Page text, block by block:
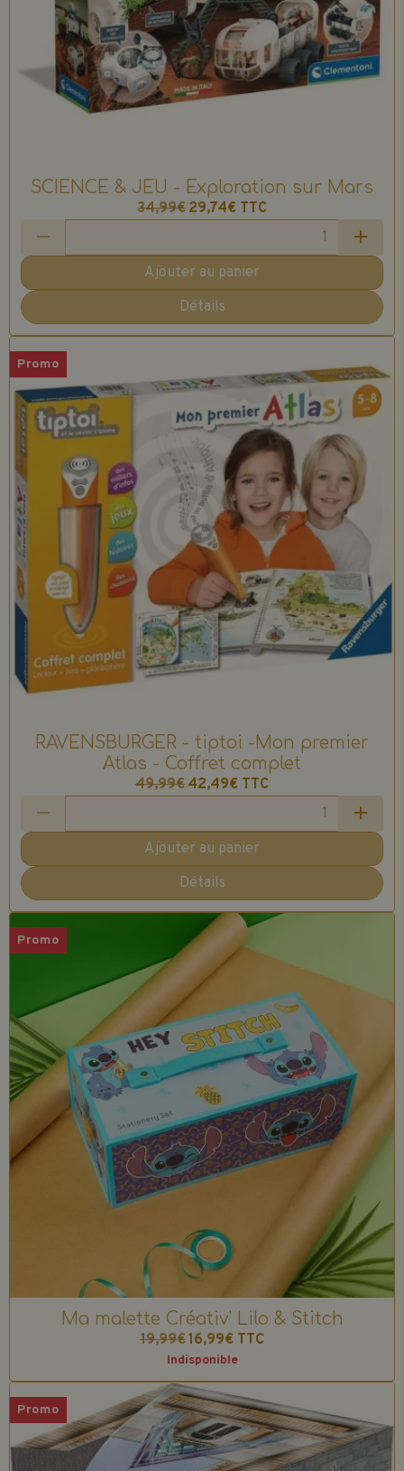
SCIENCE & JEU - Exploration sur Mars
34,99€ 29,74€ TTC
Ajouter au panier
Détails
Promo
RAVENSBURGER - tiptoi -Mon premier
Atlas - Coffret complet
49,99€ 42,49€ TTC
Ajouter au panier
Détails
Promo
Ma malette Créativ' Lilo & Stitch
19,99€16,99€ TTC
Indisponible
Promo